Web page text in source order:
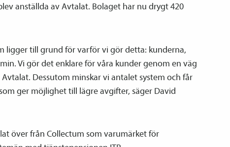
anställda av Avtalat. Bolaget har nu drygt 420
ligger till grund för varför vi gör detta: kunderna,
Vi gör det enklare för våra kunder genom en väg
Dessutom minskar vi antalet system och får
ger möjlighet till lägre avgifter, säger David
över från Collectum som varumärket för